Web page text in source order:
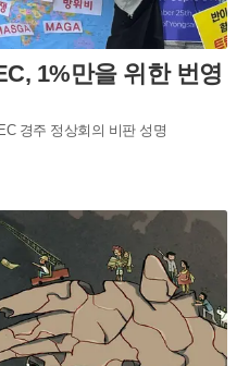
1%만을 위한 번영
경주 정상회의 비판 성명